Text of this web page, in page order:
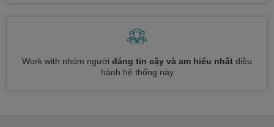
Work with nhóm người đáng tin cậy và am hiểu nhất điều
hành hệ thống này